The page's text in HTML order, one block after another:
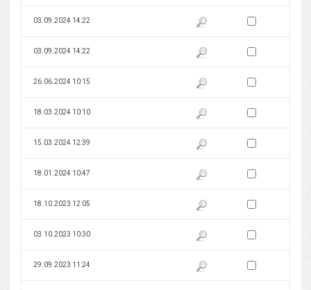
03.09.2024 14:22 Pokaż podgląd wersji z dnia
Zaznacz wersję do
03.09.2024 14:22 Pokaż podgląd wersji z dnia
Zaznacz wersję do
26.06.2024 10:15 Pokaż podgląd wersji z dnia
Zaznacz wersję do
18.03.2024 10:10 Pokaż podgląd wersji z dnia
Zaznacz wersję do
15.03.2024 12:39 Pokaż podgląd wersji z dnia
Zaznacz wersję do
18.01.2024 10:47 Pokaż podgląd wersji z dnia
Zaznacz wersję do
18.10.2023 12:05 Pokaż podgląd wersji z dnia
Zaznacz wersję do
03.10.2023 10:30 Pokaż podgląd wersji z dnia
Zaznacz wersję do
29.09.2023 11:24 Pokaż podgląd wersji z dnia
Zaznacz wersję do